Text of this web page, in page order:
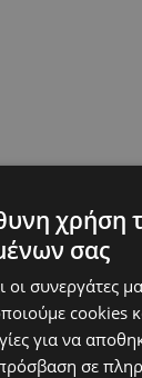
ΚΎΠΡΟΣ
χρήση
σας
οι συνεργάτες
cookies
για να
σε